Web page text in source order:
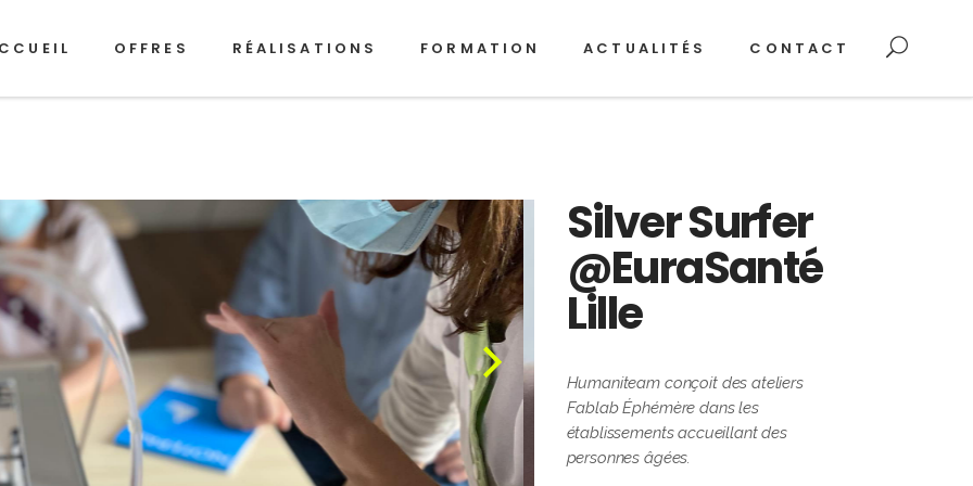
OFFRES RÉALISATIONS FORMATION ACTUALITÉS CONTACT
Silver Surfer
@EuraSanté
Lille
Humaniteam conçoit des ateliers
Fablab Éphémère dans les
établissements accueillant des
personnes âgées.